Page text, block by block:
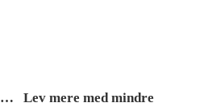
Den lille guide til porteføljekarriere Lev mere med mindre